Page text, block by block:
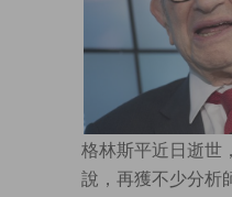
格林斯平近日逝世
說，再獲不少分析